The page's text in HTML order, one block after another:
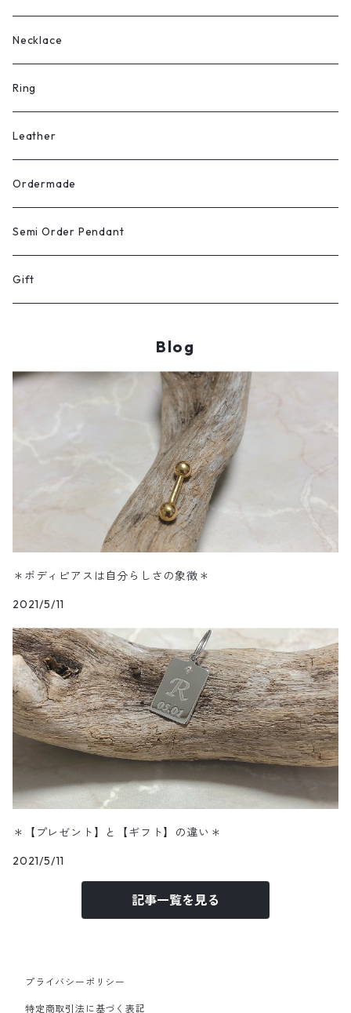
Necklace
Ring
Leather
Ordermade
Semi Order Pendant
Gift
Blog
＊ボディピアスは自分らしさの象徴＊
2021/5/11
＊【プレゼント】と【ギフト】の違い＊
2021/5/11
記事一覧を見る
プライバシーポリシー
特定商取引法に基づく表記